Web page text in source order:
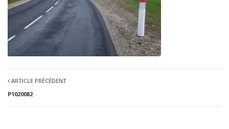
ARTICLE PRÉCÉDENT
P1020082